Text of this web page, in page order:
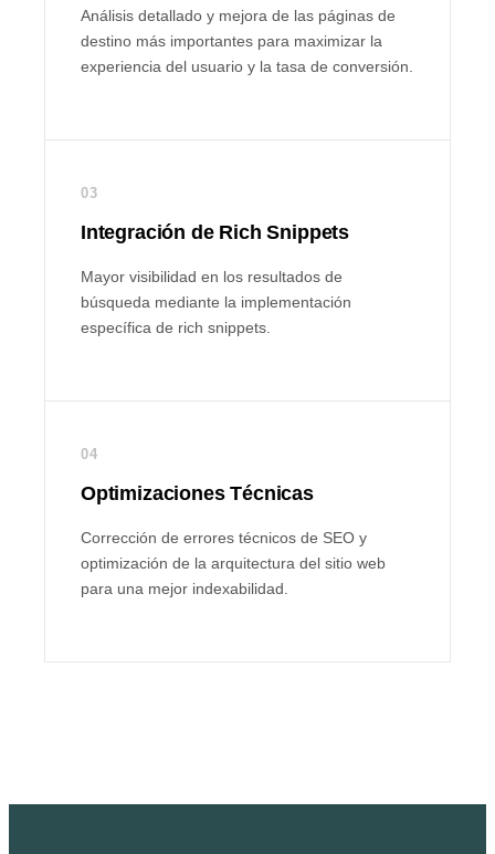
Análisis detallado y mejora de las páginas de
destino más importantes para maximizar la
experiencia del usuario y la tasa de conversión.
03
Integración de Rich Snippets
Mayor visibilidad en los resultados de
búsqueda mediante la implementación
específica de rich snippets.
04
Optimizaciones Técnicas
Corrección de errores técnicos de SEO y
optimización de la arquitectura del sitio web
para una mejor indexabilidad.